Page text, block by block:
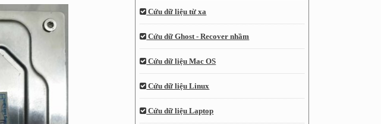
Cứu dữ liệu từ xa
Cứu dữ Ghost - Recover nhầm
Cứu dữ liệu Mac OS
Cứu dữ liệu Linux
Cứu dữ liệu Laptop